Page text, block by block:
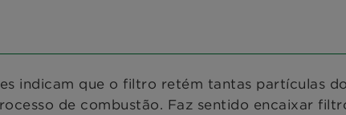
indicam que o filtro retém tantas partículas
de combustão. Faz sentido encaixar